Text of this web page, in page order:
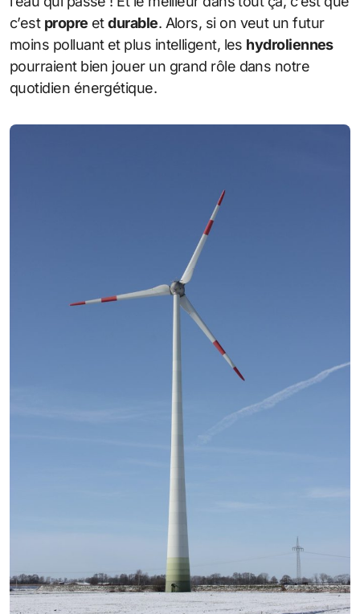
c’est propre etdurable. Alors, si on veut un futur
moins polluant et plus intelligent, les hydroliennes
pourraient bien jouer un grand rôle dans notre
quotidien énergétique.